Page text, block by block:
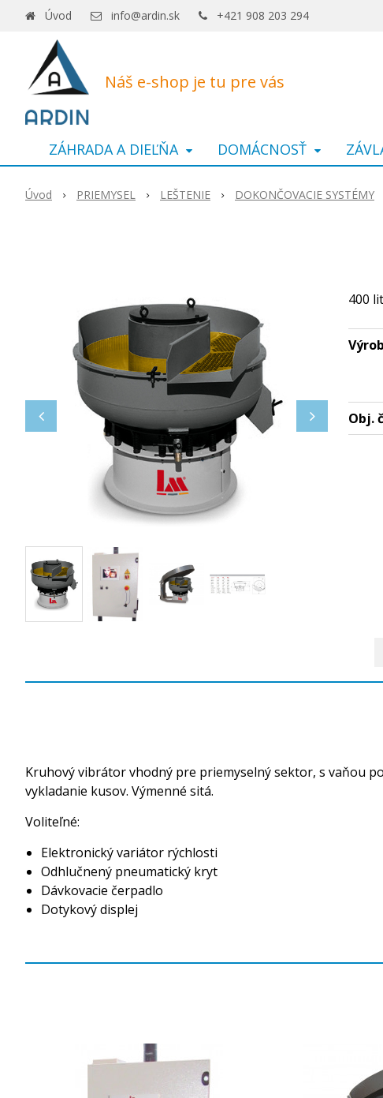
Náš e-shop je tu pre vás
Úvod info@ardin.sk +421 908 203 294
ZÁHRADA A DIEĽŇA DOMÁCNOSŤ
Úvod PRIEMYSEL LEŠTENIE DOKONČOVACIE SYSTÉMY
400
Obj.
Kruhový vibrátor vhodný pre priemyselný sektor, s vaňou
vykladanie kusov. Výmenné sitá.
Voliteľné:
Elektronický variátor rýchlosti
Odhlučnený pneumatický kryt
Dávkovacie čerpadlo
Dotykový displej